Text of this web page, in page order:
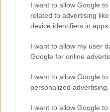
I want to allow Google
related to advertising
device identifiers in apps.
I want to allow my user
Google for online
I want to allow Google to
personalized advertising.
I want to allow Google
Λυκαβηττός: Σε
σορός που βρέθηκε σε
8/08/2026 - 4:29μμ